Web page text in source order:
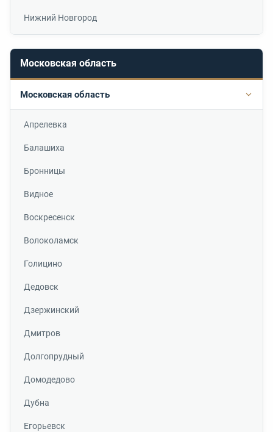
Нижний Новгород
Московская область
Московская область
Апрелевка
Балашиха
Бронницы
Видное
Воскресенск
Волоколамск
Голицино
Дедовск
Дзержинский
Дмитров
Долгопрудный
Домодедово
Дубна
Егорьевск